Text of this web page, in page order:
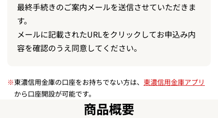
最終手続きのご案内メールを送信させていただきま
す。
メールに記載されたURLをクリックしてお申込み内
容を確認のうえ同意してください。
※東濃信用金庫の口座をお持ちでない方は、 東濃信用金庫アプリ
から口座開設が可能です。
商品概要